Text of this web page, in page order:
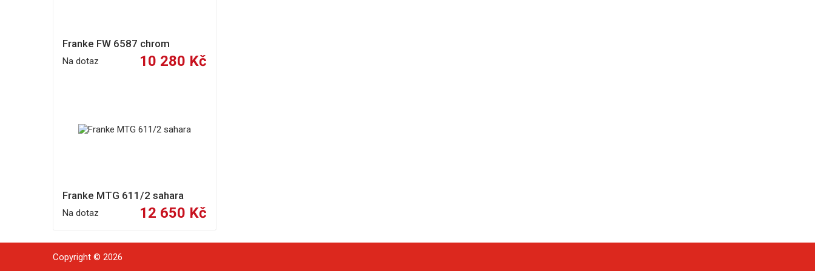
Franke FW 6587 chrom
Na dotaz 10 280 Kč
Franke MTG 611/2 sahara
Na dotaz 12 650 Kč
Copyright © 2026